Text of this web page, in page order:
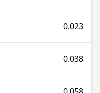
0.023
0.038